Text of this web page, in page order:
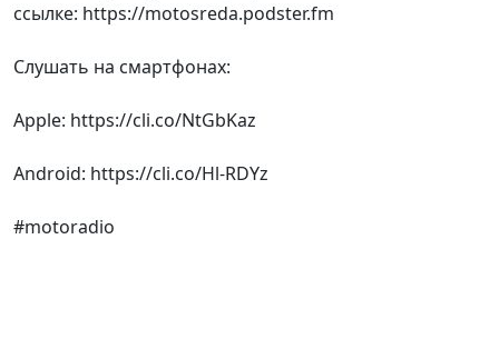
ссылке: https://motosreda.podster.fm
Слушать на смартфонах:
Apple: https://cli.co/NtGbKaz
Android: https://cli.co/Hl-RDYz
#motoradio